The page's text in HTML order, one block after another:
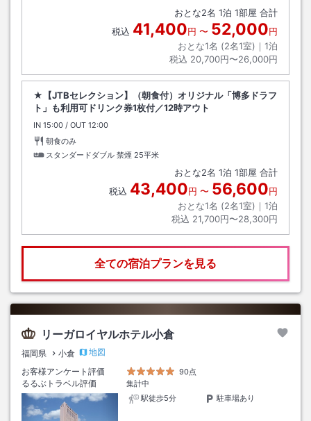
おとな2名 1泊 1部屋 合計
税込 41,400円 〜 52,000円
おとな1名 (2名1室)｜ 1泊
税込 20,700円〜26,000円
★【JTBセレクション】（朝食付）オリジナル「博多ドラフ
ト」も利用可ドリンク券1枚付／12時アウト
IN チェックイン
15:00 / OUT チェックアウト
12:00
朝食のみ
スタンダードダブル 禁煙 25平米
おとな2名 1泊 1部屋 合計
税込 43,400円 〜 56,600円
おとな1名 (2名1室)｜ 1泊
税込 21,700円〜28,300円
全ての宿泊プランを見る
リーガロイヤルホテル小倉
福岡県 小倉
地図
お客様アンケート評価
90点
るるぶトラベル評価
集計中
駅徒歩5分
駐車場あり